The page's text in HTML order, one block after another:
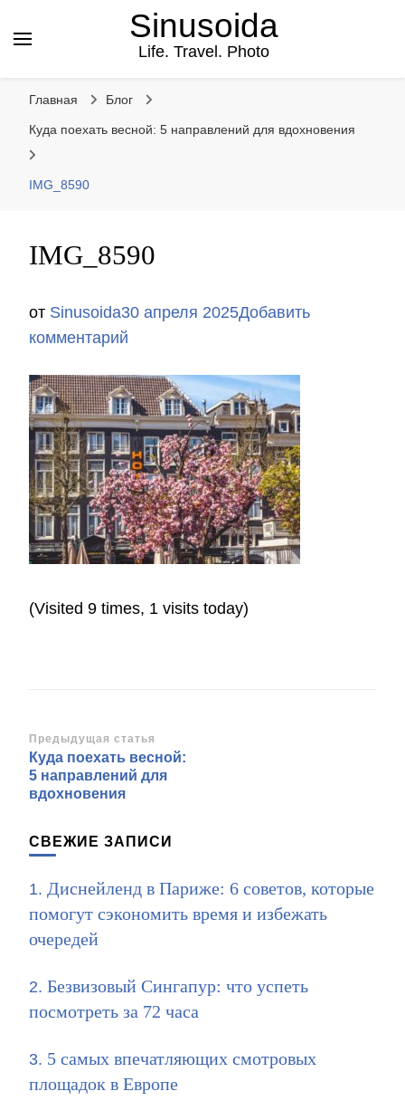
Sinusoida
Life. Travel. Photo
Главная Блог
Куда поехать весной: 5 направлений для вдохновения
IMG_8590
IMG_8590
от Sinusoida30 апреля 2025Добавить
комментарий
IMG_8590
(Visited 9 times, 1 visits today)
Навигация
по
записям
Предыдущая статья
Куда поехать весной:
5 направлений для
вдохновения
СВЕЖИЕ ЗАПИСИ
Диснейленд в Париже: 6 советов, которые
помогут сэкономить время и избежать
очередей
Безвизовый Сингапур: что успеть
посмотреть за 72 часа
5 самых впечатляющих смотровых
площадок в Европе